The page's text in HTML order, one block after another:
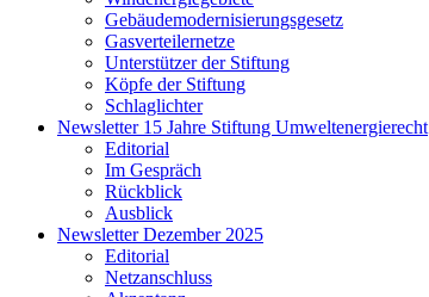
Gebäudemodernisierungsgesetz
Gasverteilernetze
Unterstützer der Stiftung
Köpfe der Stiftung
Schlaglichter
Newsletter 15 Jahre Stiftung Umweltenergierecht
Editorial
Im Gespräch
Rückblick
Ausblick
Newsletter Dezember 2025
Editorial
Netzanschluss